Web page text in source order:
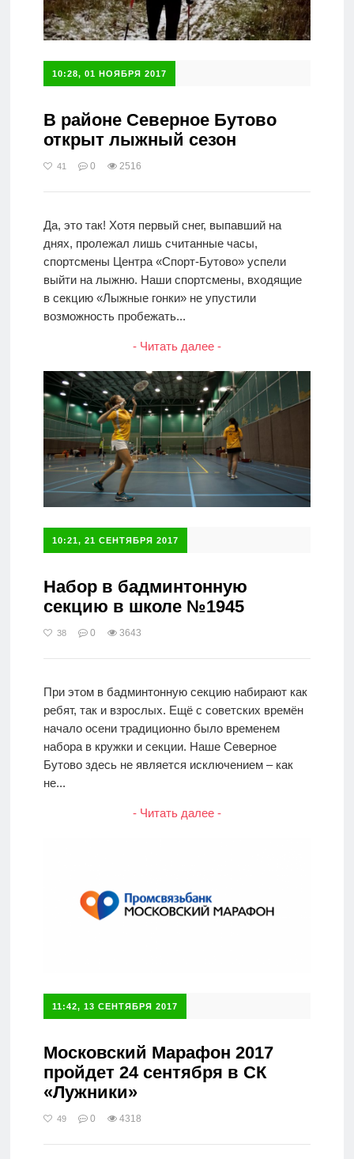
10:28, 01 НОЯБРЯ 2017
В районе Северное Бутово
открыт лыжный сезон
41 0 2516
Да, это так! Хотя первый снег, выпавший на
днях, пролежал лишь считанные часы,
спортсмены Центра «Спорт-Бутово» успели
выйти на лыжню. Наши спортсмены, входящие
в секцию «Лыжные гонки» не упустили
возможность пробежать...
- Читать далее -
10:21, 21 СЕНТЯБРЯ 2017
Набор в бадминтонную
секцию в школе №1945
38 0 3643
При этом в бадминтонную секцию набирают как
ребят, так и взрослых. Ещё с советских времён
начало осени традиционно было временем
набора в кружки и секции. Наше Северное
Бутово здесь не является исключением – как
не...
- Читать далее -
11:42, 13 СЕНТЯБРЯ 2017
Московский Марафон 2017
пройдет 24 сентября в СК
«Лужники»
49 0 4318